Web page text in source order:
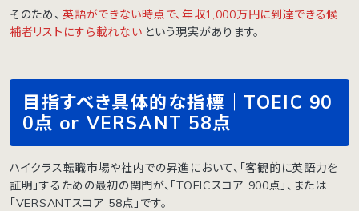
そのため、 英語ができない時点で、年収1,000万円に到達できる候
補者リストにすら載れない という現実があります。
目指すべき具体的な指標｜TOEIC 90
0点 or VERSANT 58点
ハイクラス転職市場や社内での昇進において、「客観的に英語力を
証明」するための最初の関門が、「TOEICスコア 900点」、または
「VERSANTスコア 58点」です。